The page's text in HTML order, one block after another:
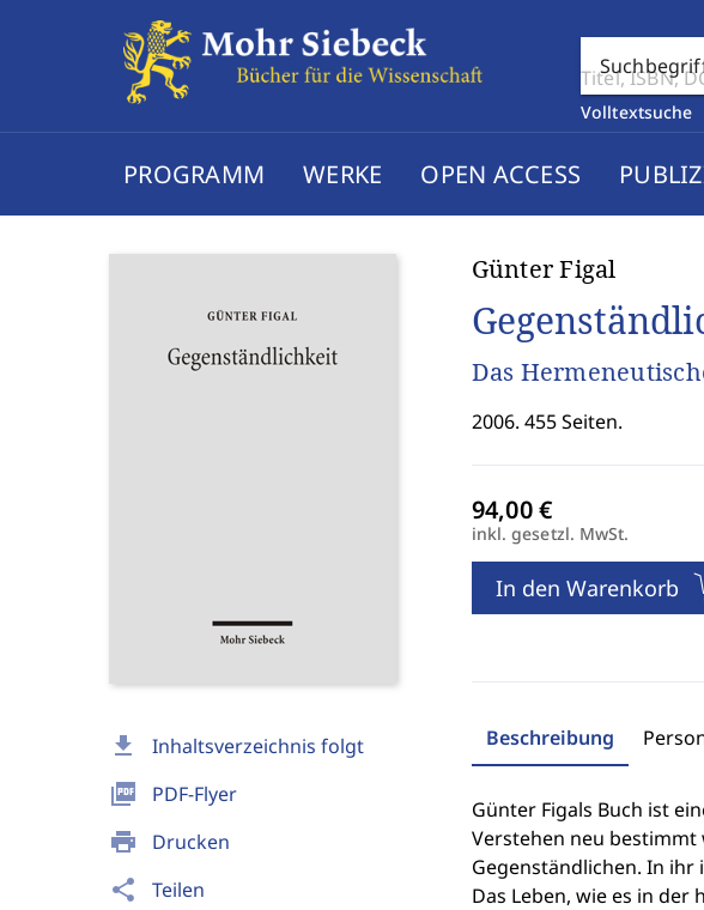
Volltextsuche
PROGRAMM WERKE OPEN ACCESS
download Inhaltsverzeichnis folgt
picture_as_pdf PDF-Flyer
print Drucken
share Teilen
Günter Figal
Das
2006. 455 Seiten.
inkl. gesetzl. MwSt.
In den Warenkorb
Beschreibung
Günter Figals Buch ist
Verstehen neu
Gegenständlichen. In ihr
Das Leben, wie es in